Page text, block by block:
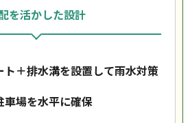
を活かした設計
ト＋排水溝を設置して雨水対策
車場を水平に確保